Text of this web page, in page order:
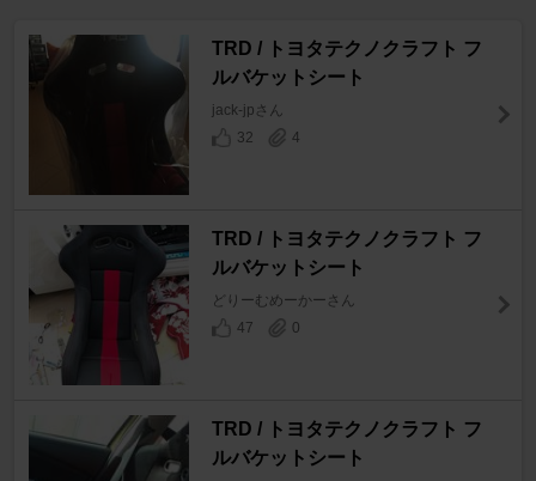
TRD / トヨタテクノクラフト フ
ルバケットシート
jack-jpさん
32
4
TRD / トヨタテクノクラフト フ
ルバケットシート
どりーむめーかーさん
47
0
TRD / トヨタテクノクラフト フ
ルバケットシート